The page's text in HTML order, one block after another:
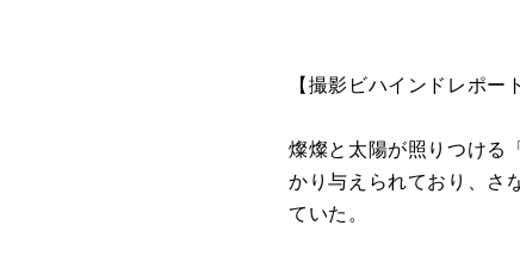
【 撮影 ビハインド レポート
燦燦と太陽が照りつける
かり与えられており、 さ
ていた。